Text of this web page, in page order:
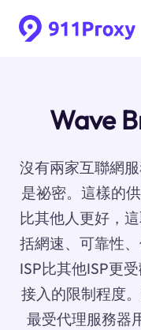
Wave
沒有兩家互聯網
是祕密。這樣的
比其他人更好，
括網速、可靠性
ISP比其他ISP更
接入的限制程度
最受代理服務器